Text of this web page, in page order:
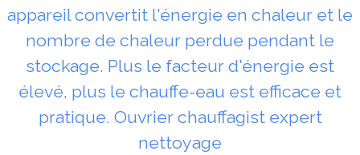
appareil convertit l'énergie en chaleur et le
nombre de chaleur perdue pendant le
stockage. Plus le facteur d'énergie est
élevé, plus le chauffe-eau est efficace et
pratique. Ouvrier chauffagist expert
nettoyage